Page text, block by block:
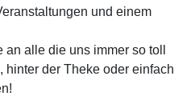
und einem
alle die uns immer so toll
hinter der Theke oder einfach